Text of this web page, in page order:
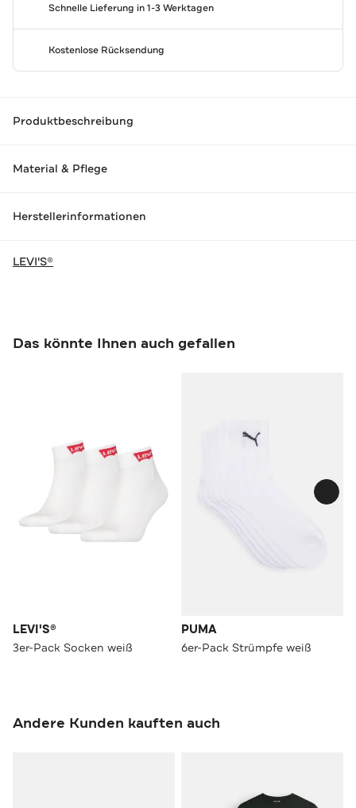
Schnelle Lieferung in 1-3 Werktagen
Kostenlose Rücksendung
Produktbeschreibung
Material & Pflege
Herstellerinformationen
LEVI'S®
Das könnte Ihnen auch gefallen
LEVI'S®
3er-Pack Socken weiß
PUMA
6er-Pack Strümpfe weiß
Andere Kunden kauften auch